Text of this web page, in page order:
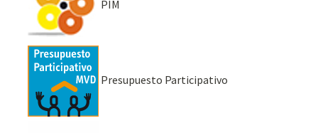
PIM
Presupuesto Participativo